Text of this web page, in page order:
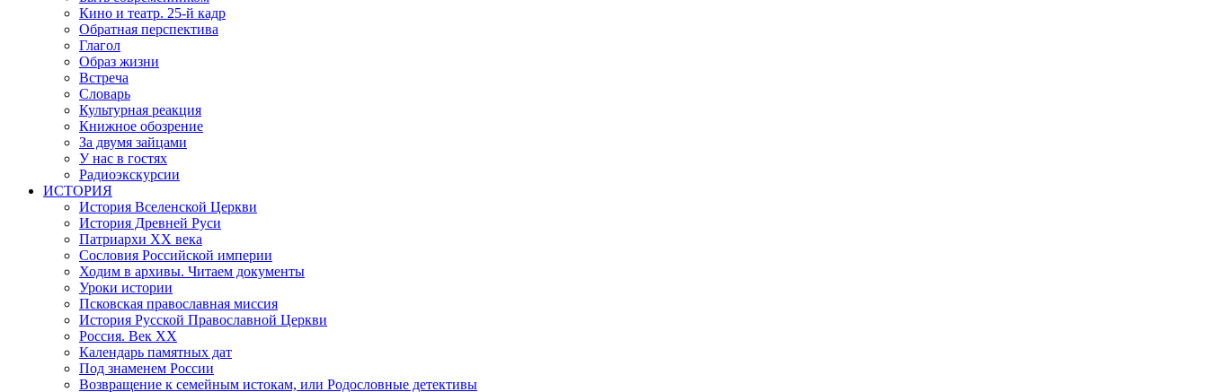
Кино и театр. 25-й кадр
Обратная перспектива
Глагол
Образ жизни
Встреча
Словарь
Культурная реакция
Книжное обозрение
За двумя зайцами
У нас в гостях
Радиоэкскурсии
ИСТОРИЯ
История Вселенской Церкви
История Древней Руси
Патриархи XX века
Сословия Российской империи
Ходим в архивы. Читаем документы
Уроки истории
Псковская православная миссия
История Русской Православной Церкви
Россия. Век ХХ
Календарь памятных дат
Под знаменем России
Возвращение к семейным истокам, или Родословные детективы